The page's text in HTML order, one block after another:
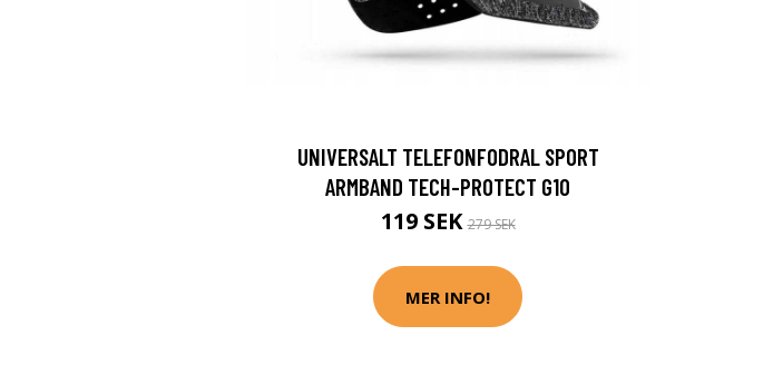
UNIVERSALT TELEFONFODRAL SPORT
ARMBAND TECH-PROTECT G10
119 SEK279 SEK
MER INFO!